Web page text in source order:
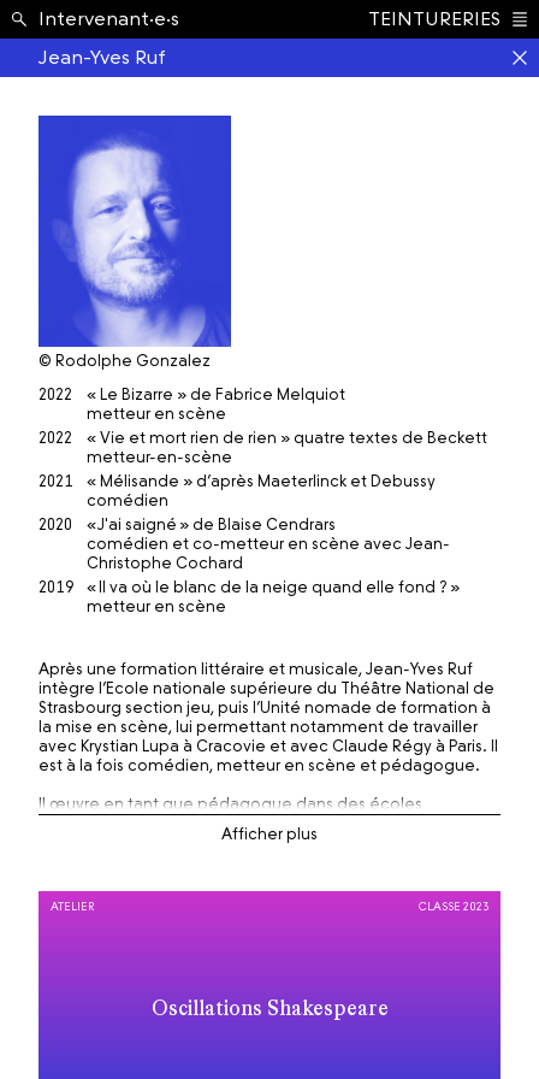
École ›
Intervenant·e·s
TEINTURERIES
Jean-Yves Ruf
© Rodolphe Gonzalez
2022
« Le Bizarre » de Fabrice Melquiot
metteur en scène
2022
« Vie et mort rien de rien » quatre textes de Beckett
metteur-en-scène
2021
« Mélisande » d’après Maeterlinck et Debussy
comédien
2020
« J'ai saigné » de Blaise Cendrars
comédien et co-metteur en scène avec Jean-
Christophe Cochard
2019
« Il va où le blanc de la neige quand elle fond ? »
metteur en scène
Après une formation littéraire et musicale, Jean-Yves Ruf
intègre l’Ecole nationale supérieure du Théâtre National de
Strasbourg section jeu, puis l’Unité nomade de formation à
la mise en scène, lui permettant notamment de travailler
avec Krystian Lupa à Cracovie et avec Claude Régy à Paris. Il
est à la fois comédien, metteur en scène et pédagogue.
Il œuvre en tant que pédagogue dans des écoles
supérieures (La Manufacture de Lausanne, le CNSAD de
Paris, l’école du TNS de Strasbourg, l’Estba-Bordeaux, la
arts de la scène. Depuis 2011, il travaille avec les Chantiers
Charriot, Simon Délétang, Richard Brunel. Il tourne
actuellement un solo de Cendrars, « J’ai saigné ».
Oscillations Shakespeare
ATELIER CLASSE 2023